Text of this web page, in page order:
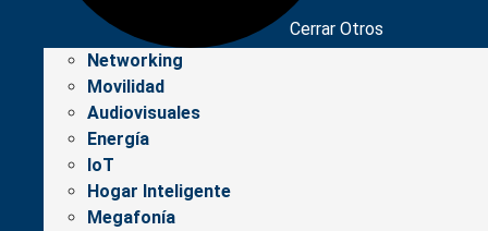
Cerrar Otros
Networking
Movilidad
Audiovisuales
Energía
IoT
Hogar Inteligente
Megafonía